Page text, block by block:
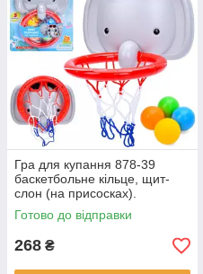
Гра для купання 878-39
баскетбольне кільце, щит-
слон (на присосках).
Готово до відправки
268 ₴